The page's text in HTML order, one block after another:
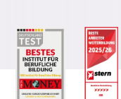
Coaching